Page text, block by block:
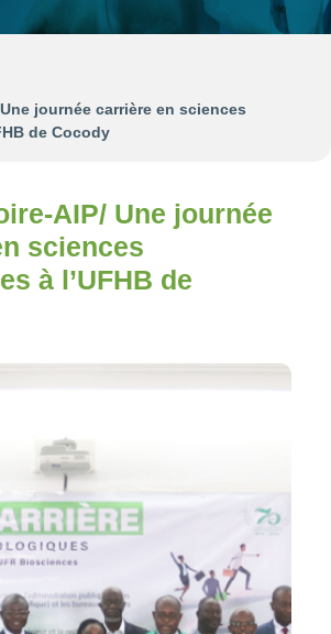
journée carrière en sciences
de Cocody
AIP/ Une journée
sciences
à l’UFHB de